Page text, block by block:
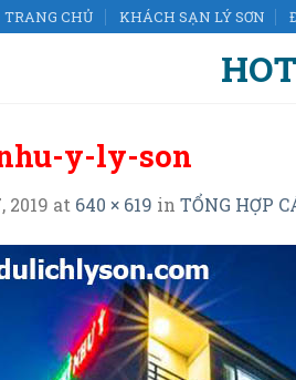
TRANG CHỦ KHÁCH SẠN LÝ SƠN
y-ly-son
2019 at 640 × 619 in TỔNG HỢP